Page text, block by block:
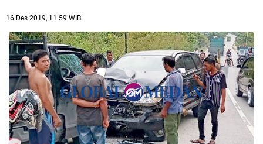
16 Des 2019, 11:59 WIB